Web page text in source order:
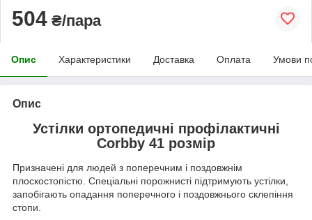
504 ₴/пара
Опис Характеристики Доставка Оплата Умови
Опис
Устілки ортопедичні профілактичні
Corbby 41 розмір
Призначені для людей з поперечним і поздовжнім
плоскостопістю. Спеціальні порожнисті підтримують устілки,
запобігають опадання поперечного і поздовжнього склепіння
стопи.